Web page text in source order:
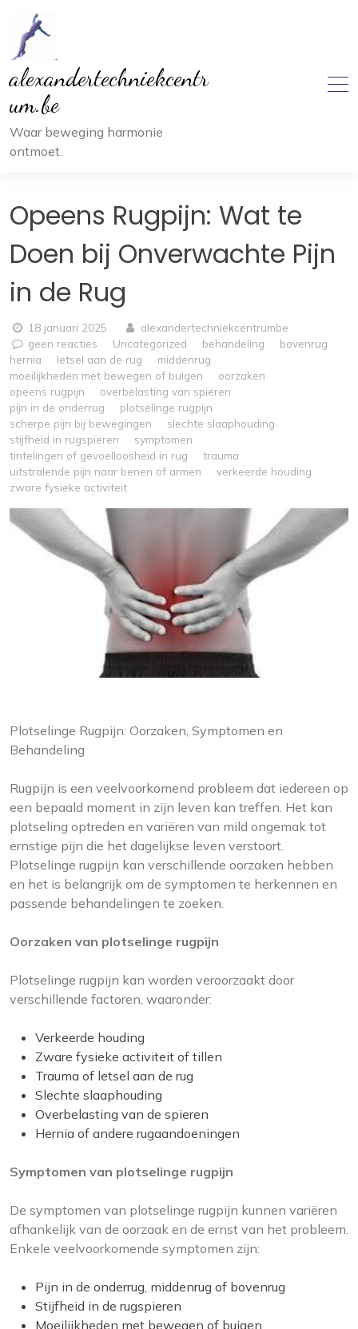
inhoud
alexandertechniekcentr
um.be
Waar beweging harmonie
ontmoet.
Opeens Rugpijn: Wat te
Doen bij Onverwachte Pijn
in de Rug
18 januari 2025
alexandertechniekcentrumbe
geen reacties
Uncategorized behandeling
bovenrug
hernia
letsel aan de rug
middenrug
moeilijkheden met bewegen of buigen
oorzaken
opeens rugpijn
overbelasting van spieren
pijn in de onderrug
plotselinge rugpijn
scherpe pijn bij bewegingen
slechte slaaphouding
stijfheid in rugspieren
symptomen
tintelingen of gevoelloosheid in rug
trauma
uitstralende pijn naar benen of armen
verkeerde houding
zware fysieke activiteit
Plotselinge Rugpijn: Oorzaken, Symptomen en
Behandeling
Rugpijn is een veelvoorkomend probleem dat iedereen op
een bepaald moment in zijn leven kan treffen. Het kan
plotseling optreden en variëren van mild ongemak tot
ernstige pijn die het dagelijkse leven verstoort.
Plotselinge rugpijn kan verschillende oorzaken hebben
en het is belangrijk om de symptomen te herkennen en
passende behandelingen te zoeken.
Oorzaken van plotselinge rugpijn
Plotselinge rugpijn kan worden veroorzaakt door
verschillende factoren, waaronder:
Verkeerde houding
Zware fysieke activiteit of tillen
Trauma of letsel aan de rug
Slechte slaaphouding
Overbelasting van de spieren
Hernia of andere rugaandoeningen
Symptomen van plotselinge rugpijn
De symptomen van plotselinge rugpijn kunnen variëren
afhankelijk van de oorzaak en de ernst van het probleem.
Enkele veelvoorkomende symptomen zijn:
Pijn in de onderrug, middenrug of bovenrug
Stijfheid in de rugspieren
Moeilijkheden met bewegen of buigen